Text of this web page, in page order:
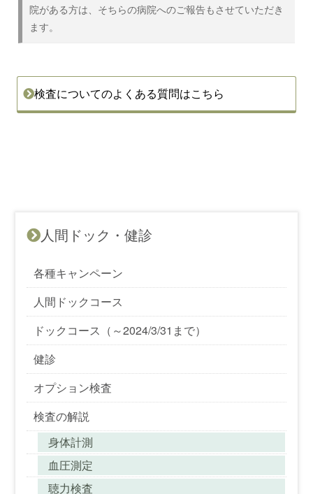
院がある方は、そちらの病院へのご報告もさせていただき
ます。
検査についてのよくある質問はこちら
人間ドック・健診
各種キャンペーン
人間ドックコース
ドックコース（～2024/3/31まで）
健診
オプション検査
検査の解説
身体計測
血圧測定
聴力検査